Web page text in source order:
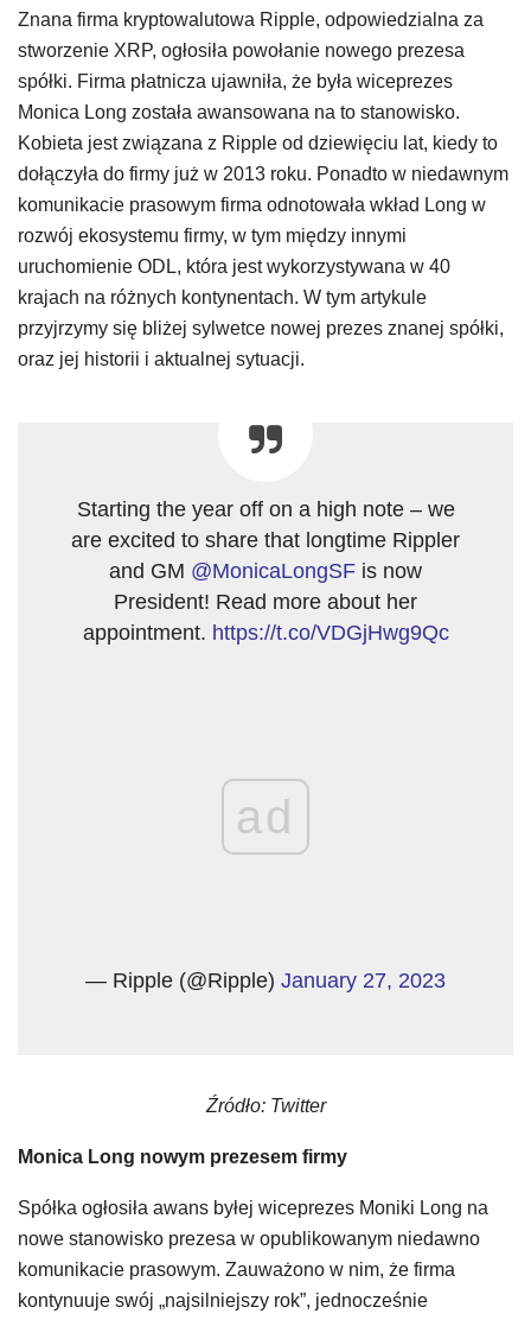
Znana firma kryptowalutowa Ripple, odpowiedzialna za
stworzenie XRP, ogłosiła powołanie nowego prezesa
spółki. Firma płatnicza ujawniła, że była wiceprezes
Monica Long została awansowana na to stanowisko.
Kobieta jest związana z Ripple od dziewięciu lat, kiedy to
dołączyła do firmy już w 2013 roku. Ponadto w niedawnym
komunikacie prasowym firma odnotowała wkład Long w
rozwój ekosystemu firmy, w tym między innymi
uruchomienie ODL, która jest wykorzystywana w 40
krajach na różnych kontynentach. W tym artykule
przyjrzymy się bliżej sylwetce nowej prezes znanej spółki,
oraz jej historii i aktualnej sytuacji.
Starting the year off on a high note – we
are excited to share that longtime Rippler
and GM @MonicaLongSF is now
President! Read more about her
appointment. https://t.co/VDGjHwg9Qc
ad
— Ripple (@Ripple) January 27, 2023
Źródło: Twitter
Monica Long nowym prezesem firmy
Spółka ogłosiła awans byłej wiceprezes Moniki Long na
nowe stanowisko prezesa w opublikowanym niedawno
komunikacie prasowym. Zauważono w nim, że firma
kontynuuje swój „najsilniejszy rok”, jednocześnie